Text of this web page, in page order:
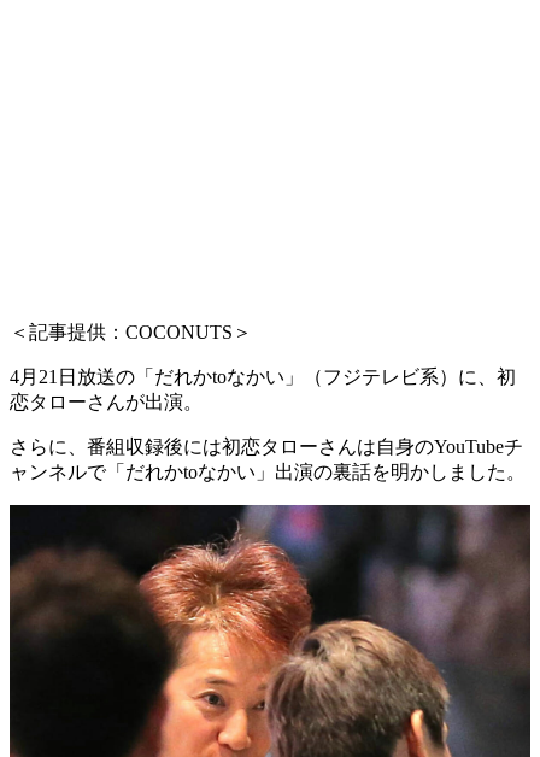
＜記事提供：COCONUTS＞
4月21日放送の「だれかtoなかい」（フジテレビ系）に、初
恋タローさんが出演。
さらに、番組収録後には初恋タローさんは自身のYouTubeチ
ャンネルで「だれかtoなかい」出演の裏話を明かしました。